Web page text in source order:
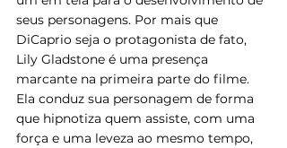
seus personagens. Por mais que
DiCaprio seja o protagonista de fato,
Lily Gladstone é uma presença
marcante na primeira parte do filme.
Ela conduz sua personagem de forma
que hipnotiza quem assiste, com uma
força e uma leveza ao mesmo tempo,